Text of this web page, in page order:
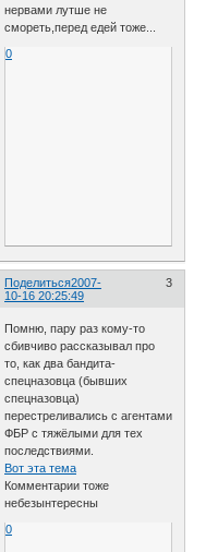
нервами лутше не
смореть,перед едей тоже...
0
Поделиться 3
2007-
10-16 20:25:49
Помню, пару раз кому-то
сбивчиво рассказывал про
то, как два бандита-
спецназовца (бывших
спецназовца)
перестреливались с агентами
ФБР с тяжёлыми для тех
последствиями.
Вот эта тема
Комментарии тоже
небезынтересны
0